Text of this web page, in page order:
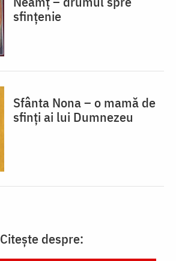
sfințenie
Sfânta Nona – o mamă de
sfinți ai lui Dumnezeu
Citește despre: